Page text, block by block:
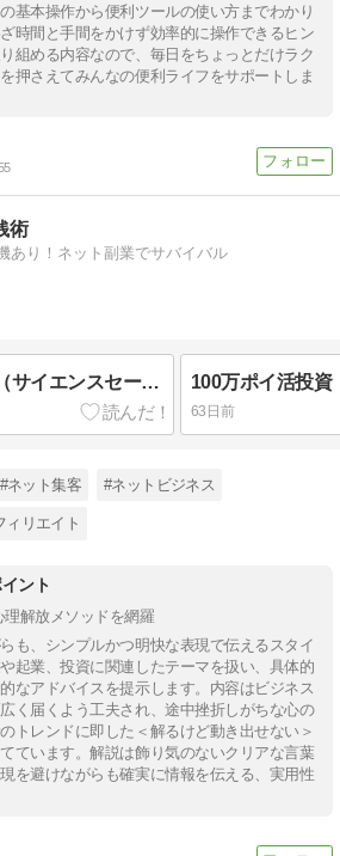
基本操作から便利ツールの使い方までわかり
時間と手間をかけず効率的に操作できるヒン
組める内容なので、毎日をちょっとだけラク
押さえてみんなの便利ライフをサポートしま
術
あり！ネット副業でサバイバル
岡哲也氏のOKAZAP（サイエンスセールスカレッジ）は全営業マンの必修科目？
63日前
#ネット集客 #ネットビジネス
ィリエイト
ント
理解放メソッドを網羅
も、シンプルかつ明快な表現で伝えるスタイ
起業、投資に関連したテーマを扱い、具体的
なアドバイスを提示します。内容はビジネス
く届くよう工夫され、途中挫折しがちな心の
トレンドに即した＜解るけど動き出せない＞
ています。解説は飾り気のないクリアな言葉
を避けながらも確実に情報を伝える、実用性